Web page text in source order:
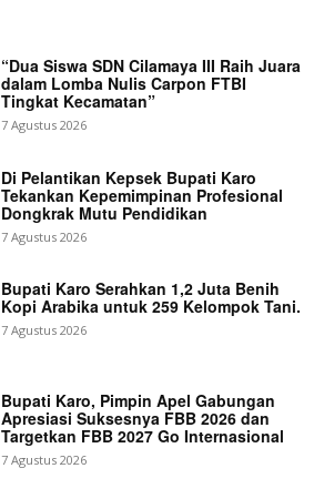
“Dua Siswa SDN Cilamaya III Raih Juara
dalam Lomba Nulis Carpon FTBI
Tingkat Kecamatan”
7 Agustus 2026
Di Pelantikan Kepsek Bupati Karo
Tekankan Kepemimpinan Profesional
Dongkrak Mutu Pendidikan
7 Agustus 2026
Bupati Karo Serahkan 1,2 Juta Benih
Kopi Arabika untuk 259 Kelompok Tani.
7 Agustus 2026
Bupati Karo, Pimpin Apel Gabungan
Apresiasi Suksesnya FBB 2026 dan
Targetkan FBB 2027 Go Internasional
7 Agustus 2026